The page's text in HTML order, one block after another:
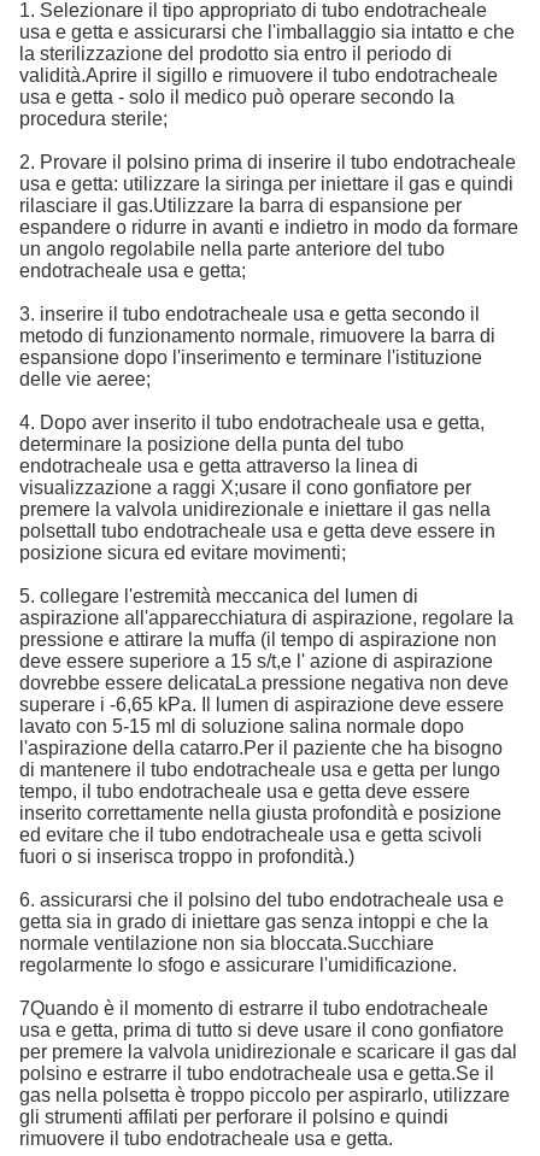
1. Selezionare il tipo appropriato di tubo endotracheale
usa e getta e assicurarsi che l'imballaggio sia intatto e che
la sterilizzazione del prodotto sia entro il periodo di
validità.Aprire il sigillo e rimuovere il tubo endotracheale
usa e getta - solo il medico può operare secondo la
procedura sterile;
2. Provare il polsino prima di inserire il tubo endotracheale
usa e getta: utilizzare la siringa per iniettare il gas e quindi
rilasciare il gas.Utilizzare la barra di espansione per
espandere o ridurre in avanti e indietro in modo da formare
un angolo regolabile nella parte anteriore del tubo
endotracheale usa e getta;
3. inserire il tubo endotracheale usa e getta secondo il
metodo di funzionamento normale, rimuovere la barra di
espansione dopo l'inserimento e terminare l'istituzione
delle vie aeree;
4. Dopo aver inserito il tubo endotracheale usa e getta,
determinare la posizione della punta del tubo
endotracheale usa e getta attraverso la linea di
visualizzazione a raggi X;usare il cono gonfiatore per
premere la valvola unidirezionale e iniettare il gas nella
polsettaIl tubo endotracheale usa e getta deve essere in
posizione sicura ed evitare movimenti;
5. collegare l'estremità meccanica del lumen di
aspirazione all'apparecchiatura di aspirazione, regolare la
pressione e attirare la muffa (il tempo di aspirazione non
deve essere superiore a 15 s/t,e l' azione di aspirazione
dovrebbe essere delicataLa pressione negativa non deve
superare i -6,65 kPa. Il lumen di aspirazione deve essere
lavato con 5-15 ml di soluzione salina normale dopo
l'aspirazione della catarro.Per il paziente che ha bisogno
di mantenere il tubo endotracheale usa e getta per lungo
tempo, il tubo endotracheale usa e getta deve essere
inserito correttamente nella giusta profondità e posizione
ed evitare che il tubo endotracheale usa e getta scivoli
fuori o si inserisca troppo in profondità.)
6. assicurarsi che il polsino del tubo endotracheale usa e
getta sia in grado di iniettare gas senza intoppi e che la
normale ventilazione non sia bloccata.Succhiare
regolarmente lo sfogo e assicurare l'umidificazione.
7Quando è il momento di estrarre il tubo endotracheale
usa e getta, prima di tutto si deve usare il cono gonfiatore
per premere la valvola unidirezionale e scaricare il gas dal
polsino e estrarre il tubo endotracheale usa e getta.Se il
gas nella polsetta è troppo piccolo per aspirarlo, utilizzare
gli strumenti affilati per perforare il polsino e quindi
rimuovere il tubo endotracheale usa e getta.